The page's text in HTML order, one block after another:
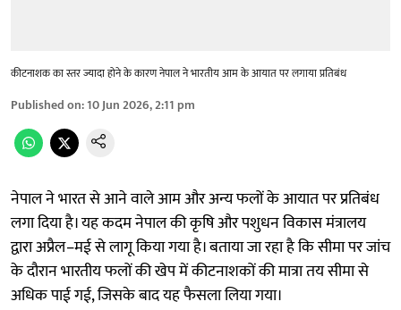
कीटनाशक का स्तर ज्यादा होने के कारण नेपाल ने भारतीय आम के आयात पर लगाया प्रतिबंध
Published on:10 Jun 2026, 2:11 pm
नेपाल ने भारत से आने वाले आम और अन्य फलों के आयात पर प्रतिबंध
लगा दिया है। यह कदम नेपाल की कृषि और पशुधन विकास मंत्रालय
द्वारा अप्रैल–मई से लागू किया गया है। बताया जा रहा है कि सीमा पर जांच
के दौरान भारतीय फलों की खेप में कीटनाशकों की मात्रा तय सीमा से
अधिक पाई गई, जिसके बाद यह फैसला लिया गया।